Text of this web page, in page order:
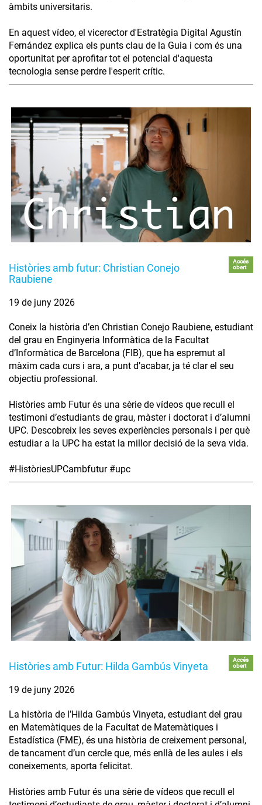
àmbits universitaris.
En aquest vídeo, el vicerector d'Estratègia Digital Agustín
Fernández explica els punts clau de la Guia i com és una
oportunitat per aprofitar tot el potencial d'aquesta
tecnologia sense perdre l'esperit crític.
Històries amb futur: Christian Conejo
Raubiene
Accés
obert
19 de juny 2026
Coneix la història d’en Christian Conejo Raubiene, estudiant
del grau en Enginyeria Informàtica de la Facultat
d’Informàtica de Barcelona (FIB), que ha espremut al
màxim cada curs i ara, a punt d’acabar, ja té clar el seu
objectiu professional.
Històries amb Futur és una sèrie de vídeos que recull el
testimoni d’estudiants de grau, màster i doctorat i d’alumni
UPC. Descobreix les seves experiències personals i per què
estudiar a la UPC ha estat la millor decisió de la seva vida.
#HistòriesUPCambfutur #upc
Històries amb Futur: Hilda Gambús Vinyeta
Accés
obert
19 de juny 2026
La història de l’Hilda Gambús Vinyeta, estudiant del grau
en Matemàtiques de la Facultat de Matemàtiques i
Estadística (FME), és una història de creixement personal,
de tancament d’un cercle que, més enllà de les aules i els
coneixements, aporta felicitat.
Històries amb Futur és una sèrie de vídeos que recull el